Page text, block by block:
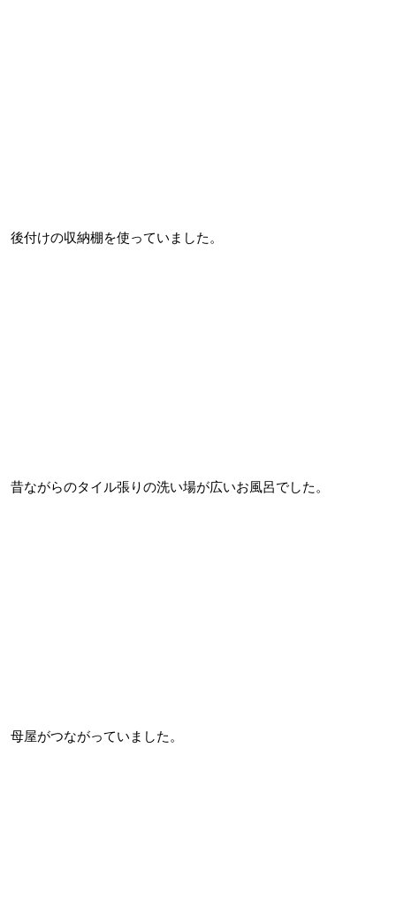
後付けの収納棚を使っていました。
昔ながらのタイル張りの洗い場が広いお風呂でした。
母屋がつながっていました。